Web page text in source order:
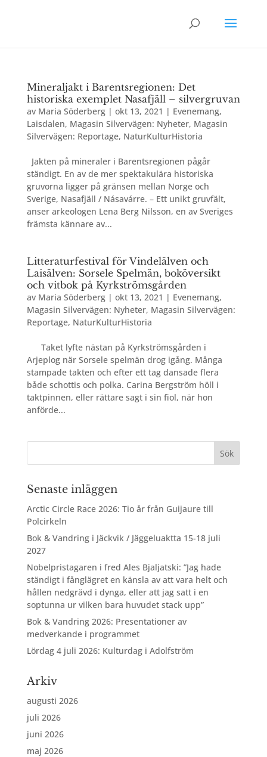
Mineraljakt i Barentsregionen: Det
historiska exemplet Nasafjäll – silvergruvan
av Maria Söderberg| okt 13, 2021 | Evenemang,
Laisdalen, Magasin Silvervägen: Nyheter, Magasin
Silvervägen: Reportage, NaturKulturHistoria
Jakten på mineraler i Barentsregionen pågår
ständigt. En av de mer spektakulära historiska
gruvorna ligger på gränsen mellan Norge och
Sverige, Nasafjäll / Násavárre. – Ett unikt gruvfält,
anser arkeologen Lena Berg Nilsson, en av Sveriges
främsta kännare av...
Litteraturfestival för Vindelälven och
Laisälven: Sorsele Spelmän, boköversikt
och vitbok på Kyrkströmsgården
av Maria Söderberg| okt 13, 2021 | Evenemang,
Magasin Silvervägen: Nyheter, Magasin Silvervägen:
Reportage, NaturKulturHistoria
Taket lyfte nästan på Kyrkströmsgården i
Arjeplog när Sorsele spelmän drog igång. Många
stampade takten och efter ett tag dansade flera
både schottis och polka. Carina Bergström höll i
taktpinnen, eller rättare sagt i sin fiol, när hon
anförde...
Senaste inläggen
Arctic Circle Race 2026: Tio år från Guijaure till
Polcirkeln
Bok & Vandring i Jäckvik / Jäggeluaktta 15-18 juli
2027
Nobelpristagaren i fred Ales Bjaljatski: ”Jag hade
ständigt i fånglägret en känsla av att vara helt och
hållen nedgrävd i dynga, eller att jag satt i en
soptunna ur vilken bara huvudet stack upp”
Bok & Vandring 2026: Presentationer av
medverkande i programmet
Lördag 4 juli 2026: Kulturdag i Adolfström
Arkiv
augusti 2026
juli 2026
juni 2026
maj 2026